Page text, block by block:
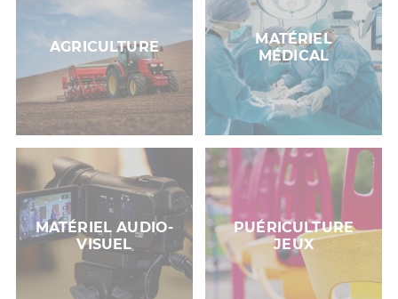
AGRICULTURE
MATÉRIEL
MÉDICAL
MATÉRIEL AUDIO-
VISUEL
PUÉRICULTURE
JEUX